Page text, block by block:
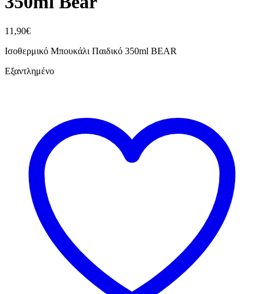
11,90€
Ισοθερμικό Μπουκάλι Παιδικό 350ml BEAR
Εξαντλημένο